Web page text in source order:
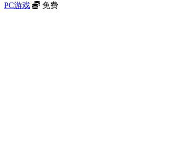
PC游戏 免费